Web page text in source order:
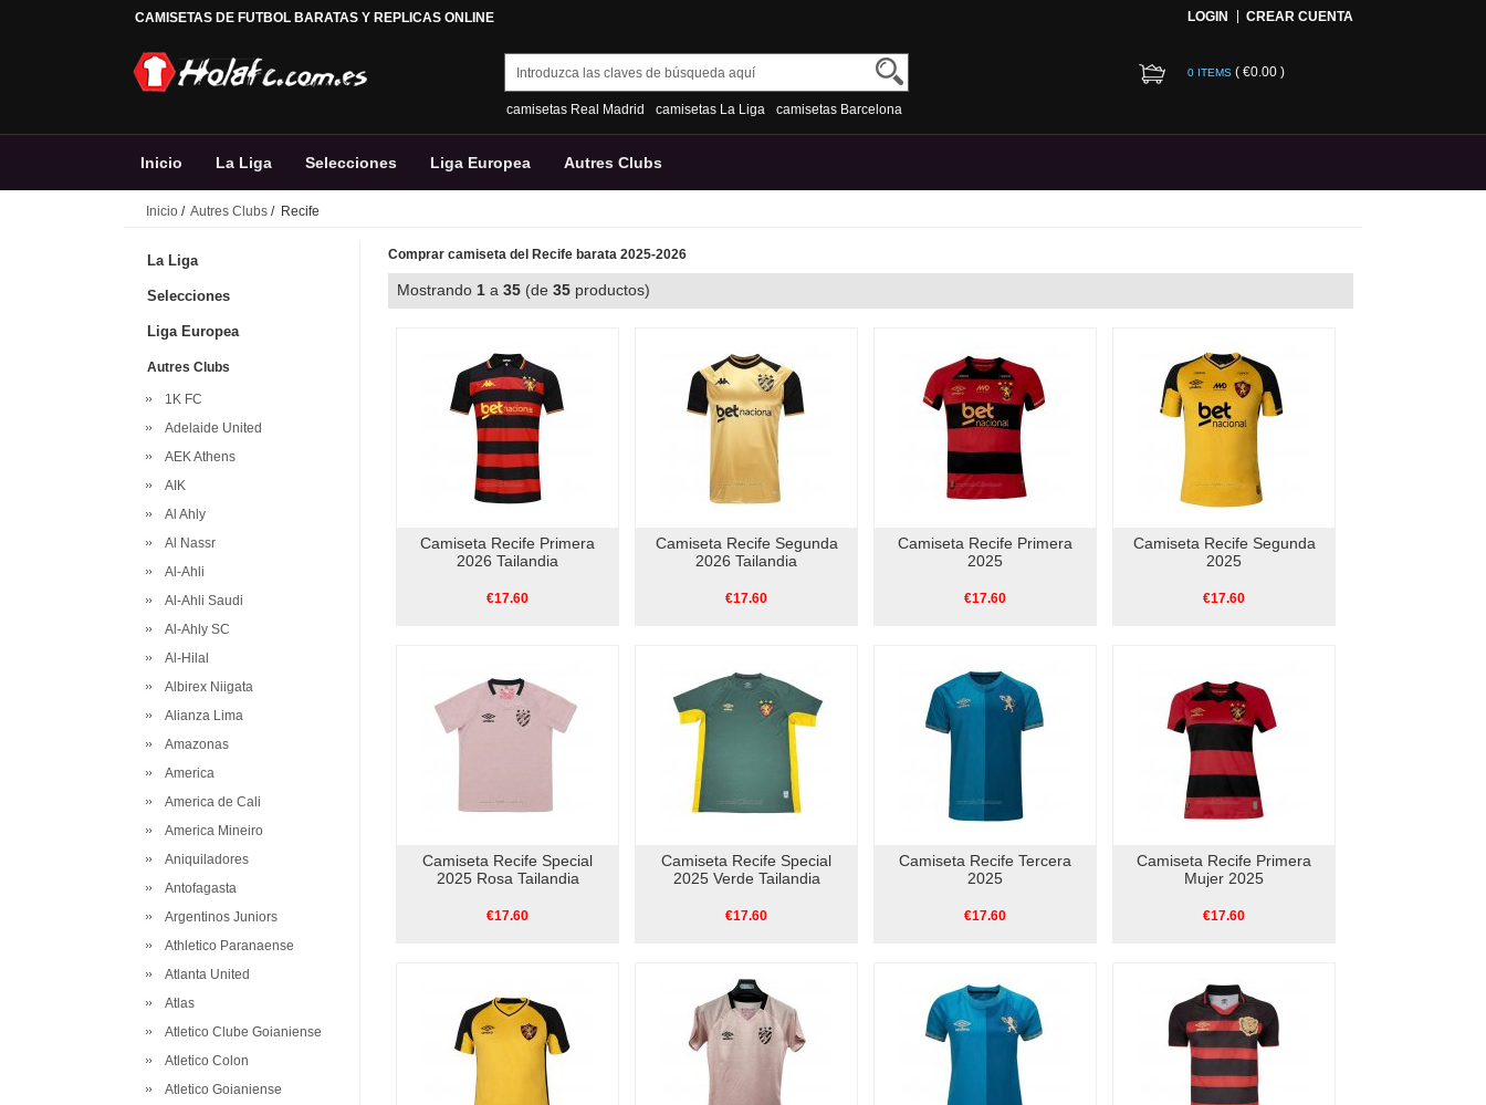
CAMISETAS DE FUTBOL BARATAS Y REPLICAS ONLINE LOGIN CREAR CUENTA
camisetas Real Madrid camisetas La Liga camisetas Barcelona
0 ITEMS ( €0.00 )
Inicio La Liga Selecciones Liga Europea Autres Clubs
Inicio / Autres Clubs / Recife
La Liga
Selecciones
Liga Europea
Autres Clubs
1K FC
Adelaide United
AEK Athens
AIK
Al Ahly
Al Nassr
Al-Ahli
Al-Ahli Saudi
Al-Ahly SC
Al-Hilal
Albirex Niigata
Alianza Lima
Amazonas
America
America de Cali
America Mineiro
Aniquiladores
Antofagasta
Argentinos Juniors
Athletico Paranaense
Atlanta United
Atlas
Atletico Clube Goianiense
Atletico Colon
Atletico Goianiense
Comprar camiseta del Recife barata 2025-2026
Mostrando 1 a 35 (de 35 productos)
Camiseta Recife Primera
2026 Tailandia
€17.60
Camiseta Recife Segunda
2026 Tailandia
€17.60
Camiseta Recife Primera
2025
€17.60
Camiseta Recife Segunda
2025
€17.60
Camiseta Recife Special
2025 Rosa Tailandia
€17.60
Camiseta Recife Special
2025 Verde Tailandia
€17.60
Camiseta Recife Tercera
2025
€17.60
Camiseta Recife Primera
Mujer 2025
€17.60